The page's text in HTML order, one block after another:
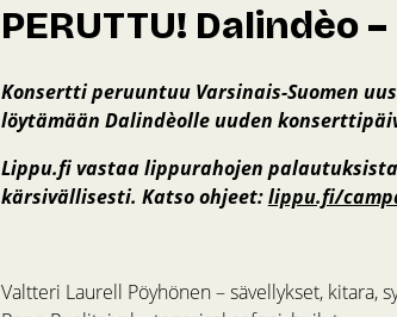
PERUTTU! Dalindèo
Konsertti peruuntuu Varsinais-Suomen
löytämään Dalindèolle uuden
Lippu.fi vastaa lippurahojen
kärsivällisesti. Katso ohjeet:lippu.fi/
Valtteri Laurell Pöyhönen – sävellykset, kitara,